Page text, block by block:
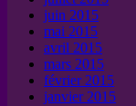
juin 2015
mai 2015
avril 2015
mars 2015
février 2015
janvier 2015